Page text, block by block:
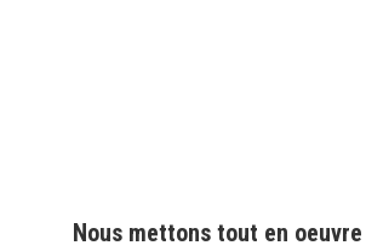
Nous mettons tout en